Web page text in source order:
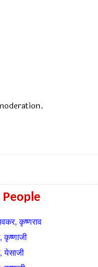
कृष्णराव